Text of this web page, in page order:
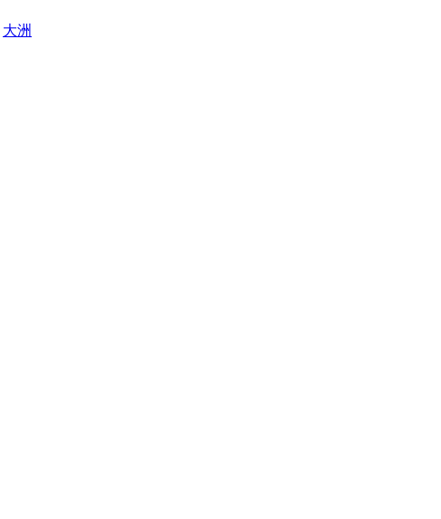
大洲